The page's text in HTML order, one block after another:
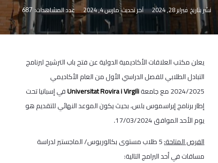
نشر بتاريخ فبراير 28, 2024 آخر تحديث مارس 4, 2024 عدد المشاهدات: 687
يعلن مكتب العلاقات الأكاديمية الدولية عن فتح باب الترشيح لبرنامج
التبادل الطلابي للفصل الدراسي الأول من العام الأكاديمي
2024/2025 مع جامعة
Universitat Rovira i Virgiliفي إسبانيا تحت
إطار برنامج إيراسموس بلس، بحيث يكون الموعد النهائي للتقديم هو
يوم الأحد الموافق 17/03/2024.
الفرص المتاحة: 5 طلاب مستوى بكالوريوس/ الماجستير لدراسة
مساقات في أحد البرامج التالية: